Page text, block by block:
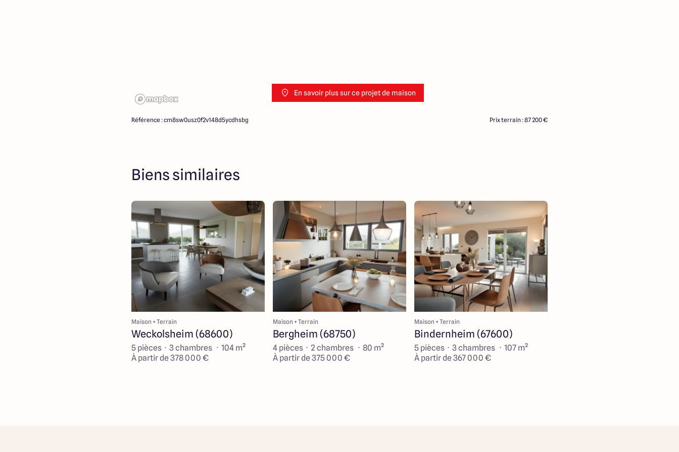
En savoir plus sur ce projet de maison
Référence : cm8sw0usz0f2v148d5ycdhsbg Prix terrain : 87 200 €
Biens similaires
Maison + Terrain
Weckolsheim (68600)
5 pièces · 3 chambres · 104 m²
À partir de 378 000 €
Maison + Terrain
Bergheim (68750)
4 pièces · 2 chambres · 80 m²
À partir de 375 000 €
Maison + Terrain
Bindernheim (67600)
5 pièces · 3 chambres · 107 m²
À partir de 367 000 €